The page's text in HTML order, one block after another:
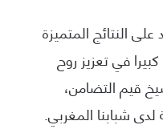
النتائج المتميزة
في تعزيز روح
قيم التضامن،
شبابنا المغربي.